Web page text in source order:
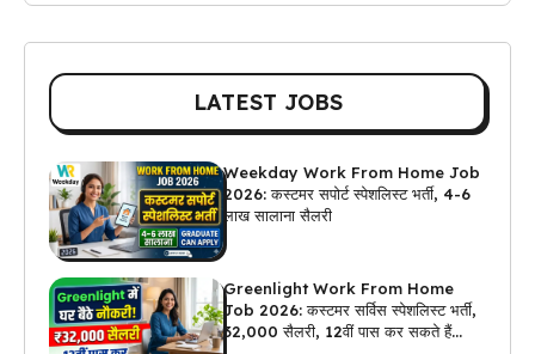
LATEST JOBS
Weekday Work From Home Job
2026: कस्टमर सपोर्ट स्पेशलिस्ट भर्ती, 4-6
लाख सालाना सैलरी
Greenlight Work From Home
Job 2026: कस्टमर सर्विस स्पेशलिस्ट भर्ती,
₹32,000 सैलरी, 12वीं पास कर सकते हैं